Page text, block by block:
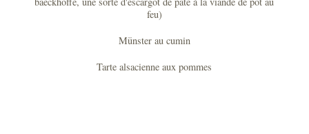
feu)
Münster au cumin
Tarte alsacienne aux pommes